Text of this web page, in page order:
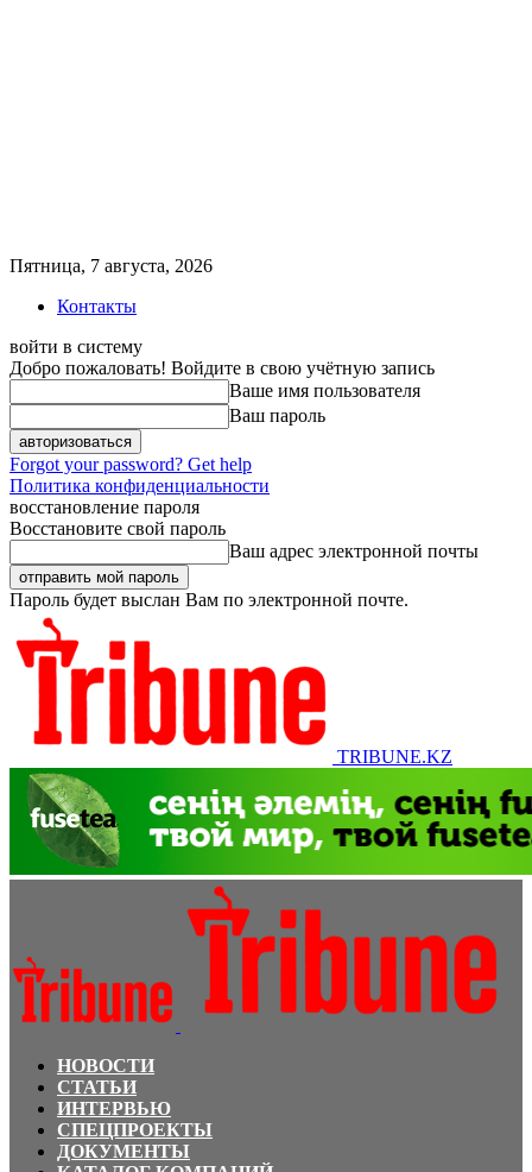
Пятница, 7 августа, 2026
Контакты
войти в систему
Добро пожаловать! Войдите в свою учётную запись
Ваше имя пользователя
Ваш пароль
Forgot your password? Get help
Политика конфиденциальности
восстановление пароля
Восстановите свой пароль
Ваш адрес электронной почты
Пароль будет выслан Вам по электронной почте.
TRIBUNE.KZ
НОВОСТИ
СТАТЬИ
ИНТЕРВЬЮ
СПЕЦПРОЕКТЫ
ДОКУМЕНТЫ